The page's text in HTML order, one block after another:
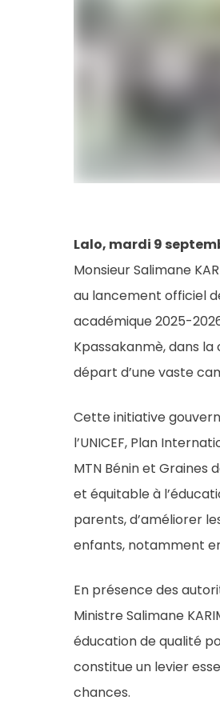
Lalo, mardi 9
Monsieur Salimane
au lancement officiel
académique 2025-
Kpassakanmè, dans
départ d’une vaste
Cette initiative
l’UNICEF, Plan
MTN Bénin et Graines
et équitable à
parents, d’améliorer
enfants, notamment
En présence des
Ministre Salimane
éducation de qualité
constitue un levier
chances.